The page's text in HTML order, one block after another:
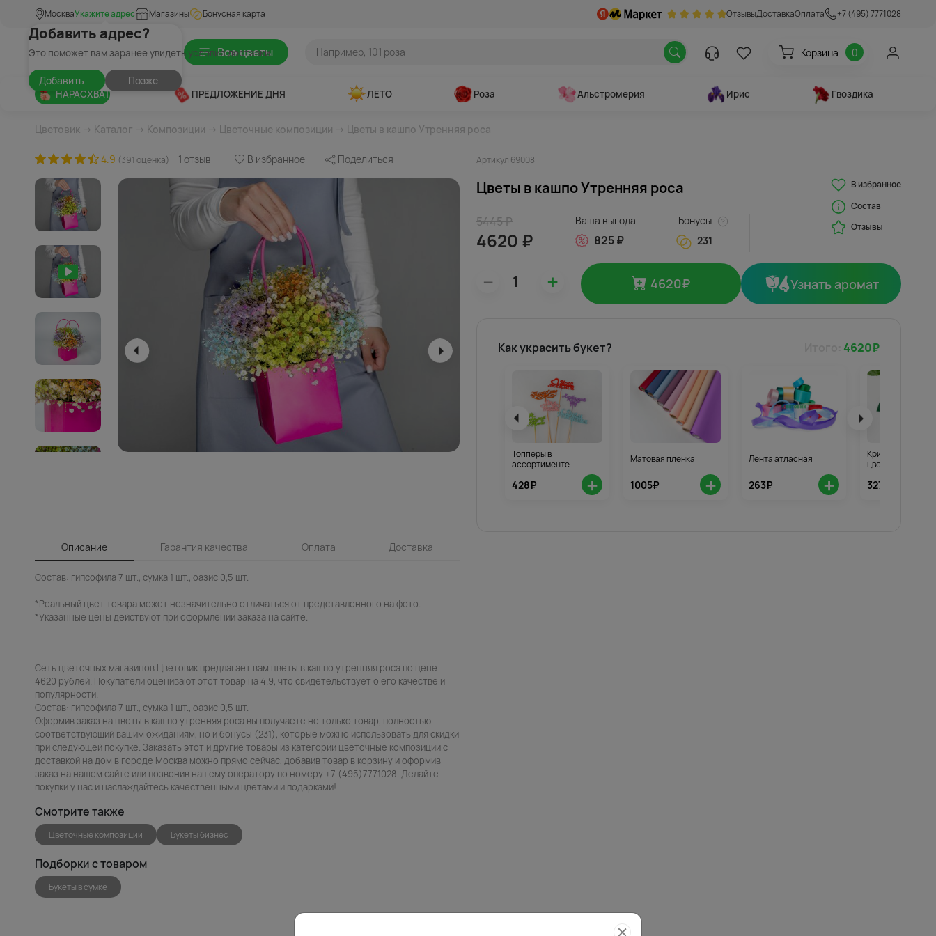
МоскваУкажите адрес
Добавить адрес?
Это поможет вам заранее увидеть условия доставки
Добавить Позже
Магазины Бонусная карта ОтзывыДоставкаОплата +7 (495) 7771028
Все цветы Корзина 0
НАРАСХВАТ ПРЕДЛОЖЕНИЕ ДНЯ ЛЕТО Роза Альстромерия Ирис Гвоздика
Цветовик → Каталог → Композиции → Цветочные композиции → Цветы в кашпо Утренняя роса
4.9 (391 оценка) 1 отзыв В избранное Поделиться Артикул 69008
Описание Гарантия качества Оплата Доставка
Состав: гипсофила 7 шт., сумка 1 шт., оазис 0,5 шт.
*Реальный цвет товара может незначительно отличаться от представленного на фото.
*Указанные цены действуют при оформлении заказа на сайте.
Сеть цветочных магазинов Цветовик предлагает вам цветы в кашпо утренняя роса по цене
4620 рублей. Покупатели оценивают этот товар на 4.9, что свидетельствует о его качестве и
популярности.
Состав: гипсофила 7 шт., сумка 1 шт., оазис 0,5 шт.
Оформив заказ на цветы в кашпо утренняя роса вы получаете не только товар, полностью
соответствующий вашим ожиданиям, но и бонусы (231), которые можно использовать для скидки
при следующей покупке. Заказать этот и другие товары из категории цветочные композиции с
доставкой на дом в городе Москва можно прямо сейчас, добавив товар в корзину и оформив
заказ на нашем сайте или позвонив нашему оператору по номеру +7 (495)7771028. Делайте
покупки у нас и наслаждайтесь качественными цветами и подарками!
Цветы в кашпо Утренняя роса
5445 ₽
4620 ₽
Ваша выгода
825 ₽
Бонусы
231
В избранное
Состав
Отзывы
– + 4620₽ Узнать аромат
Как украсить букет? 4620₽
Топперы в
ассортименте
428₽ +
Матовая пленка
1005₽ +
Лента атласная
263₽ +
Кризал для
цветов 3шт.
327₽
Смотрите также
Цветочные композиции Букеты бизнес
Подборки с товаром
Букеты в сумке